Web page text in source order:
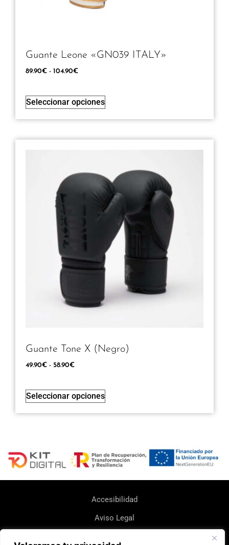
Guante Leone «GN039 ITALY»
89.90€ - 104.90€
Seleccionar opciones
Guante Tone X (Negro)
49.90€ - 58.90€
Seleccionar opciones
Accesibilidad
Aviso Legal